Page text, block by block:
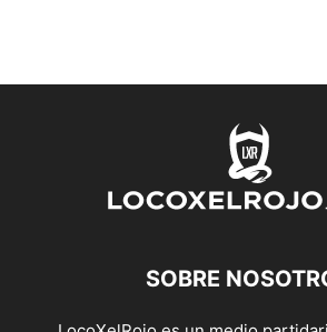
SOBRE